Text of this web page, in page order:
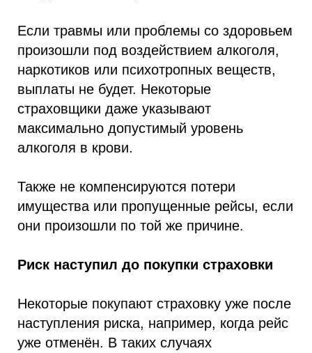
Если травмы или проблемы со здоровьем
произошли под воздействием алкоголя,
наркотиков или психотропных веществ,
выплаты не будет. Некоторые
страховщики даже указывают
максимально допустимый уровень
алкоголя в крови.
Также не компенсируются потери
имущества или пропущенные рейсы, если
они произошли по той же причине.
Риск наступил до покупки страховки
Некоторые покупают страховку уже после
наступления риска, например, когда рейс
уже отменён. В таких случаях